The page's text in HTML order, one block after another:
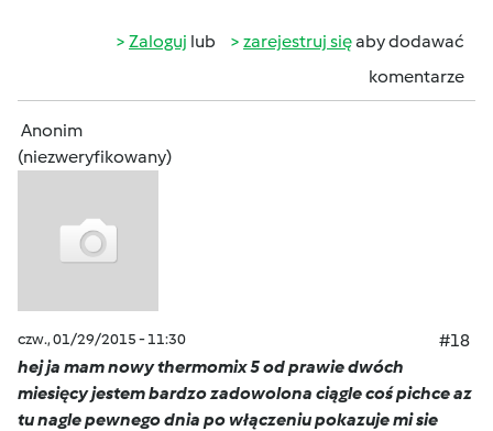
Zaloguj lub zarejestruj sięaby dodawać
komentarze
Anonim
(niezweryfikowany)
czw., 01/29/2015 - 11:30
#18
hej ja mam nowy thermomix 5 od prawie dwóch
miesięcy jestem bardzo zadowolona ciągle coś pichce az
tu nagle pewnego dnia po włączeniu pokazuje mi sie